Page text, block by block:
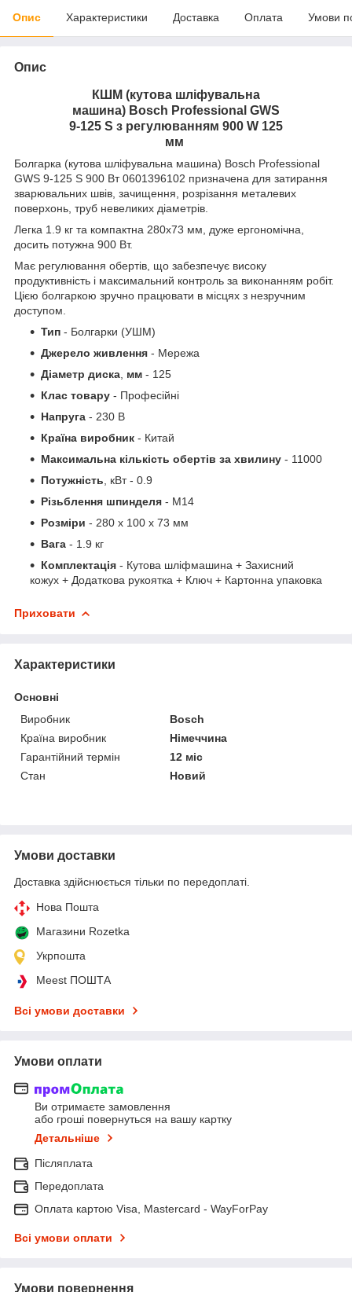
Опис Характеристики Доставка Оплата Умови
Опис
КШМ (кутова шліфувальна
машина) Bosch Professional GWS
9-125 S з регулюванням 900 W 125
мм
Болгарка (кутова шліфувальна машина) Bosch Professional
GWS 9-125 S 900 Вт 0601396102 призначена для затирання
зварювальних швів, зачищення, розрізання металевих
поверхонь, труб невеликих діаметрів.
Легка 1.9 кг та компактна 280х73 мм, дуже ергономічна,
досить потужна 900 Вт.
Має регулювання обертів, що забезпечує високу
продуктивність і максимальний контроль за виконанням робіт.
Цією болгаркою зручно працювати в місцях з незручним
доступом.
Тип - Болгарки (УШМ)
Джерело живлення - Мережа
Діаметр диска мм - 125
Клас товару - Професійні
Напруга - 230 В
Країна виробник - Китай
Максимальна кількість обертів за хвилину - 11000
Потужність , кВт - 0.9
Різьблення шпинделя - M14
Розміри - 280 x 100 х 73 мм
Вага - 1.9 кг
Комплектація - Кутова шліфмашина + Захисний
кожух + Додаткова рукоятка + Ключ + Картонна упаковка
Приховати
Характеристики
Основні
Виробник
Bosch
Країна виробник
Німеччина
Гарантійний термін
12 міс
Стан
Новий
Умови доставки
Доставка здійснюється тільки по передоплаті.
Нова Пошта
Магазини Rozetka
Укрпошта
Meest ПОШТА
Всі умови доставки
Умови оплати
Ви отримаєте замовлення
або гроші повернуться на вашу картку
Детальніше
Післяплата
Передоплата
Оплата картою Visa, Mastercard - WayForPay
Всі умови оплати
Умови повернення